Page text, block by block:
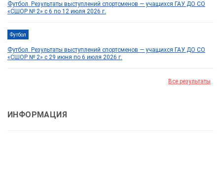
Футбол. Результаты выступлений спортсменов — учащихся ГАУ ДО СО
«СШОР № 2» с 6 по 12 июля 2026 г.
Футбол
Футбол. Результаты выступлений спортсменов — учащихся ГАУ ДО СО
«СШОР № 2» с 29 июня по 6 июля 2026 г.
Все результаты
ИНФОРМАЦИЯ